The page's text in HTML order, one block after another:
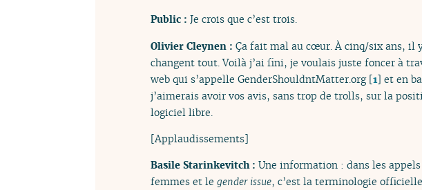
Public : Je crois que c’est trois.
Olivier Cleynen : Ça fait mal au cœur. À cinq/six ans, il
changent tout. Voilà j’ai fini, je voulais juste foncer à
web qui s’appelle GenderShouldntMatter.org[1] et en
j’aimerais avoir vos avis, sans trop de trolls, sur la
logiciel libre.
[Applaudissements]
Basile Starinkevitch : Une information : dans les
femmes et le gender issue, c’est la terminologie